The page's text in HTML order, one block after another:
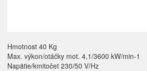
Hmotnost 40 Kg
Max. výkon/otáčky mot. 4,1/3600 kW/min-1
Napätie/kmitočet 230/50 V/Hz